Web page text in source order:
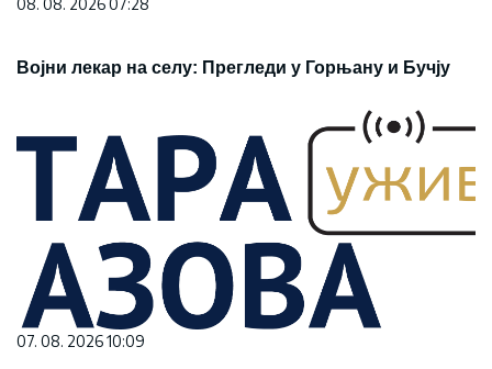
08. 08. 2026 07:28
Војни лекар на селу: Прегледи у Горњану и Бучју
07. 08. 2026 10:09